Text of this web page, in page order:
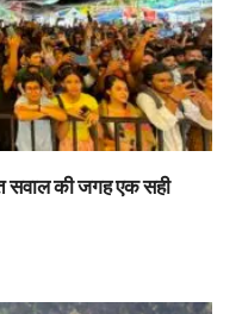
सवाल की जगह एक सही